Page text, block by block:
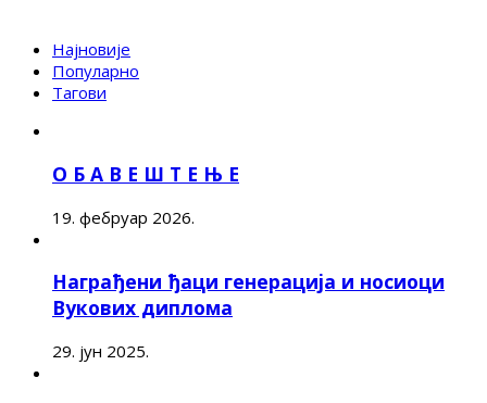
Најновије
Популарно
Тагови
О Б А В Е Ш Т Е Њ Е
19. фебруар 2026.
Награђени ђаци генерација и носиоци
Вукових диплома
29. јун 2025.